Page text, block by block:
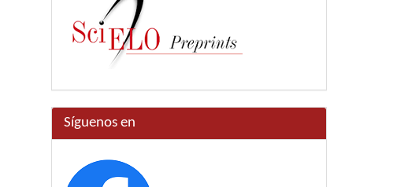
Síguenos en